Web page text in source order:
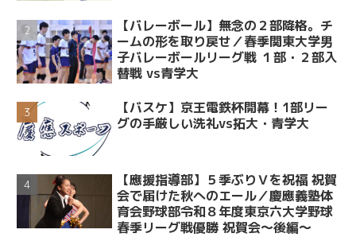
【バレーボール】無念の２部降格。チ
ームの形を取り戻せ／春季関東大学男
子バレーボールリーグ戦 １部・２部入
替戦 vs青学大
【バスケ】京王電鉄杯開幕！1部リー
グの手厳しい洗礼vs拓大・青学大
【應援指導部】５季ぶりＶを祝福 祝賀
会で届けた秋へのエール／慶應義塾体
育会野球部令和８年度東京六大学野球
春季リーグ戦優勝 祝賀会～後編～